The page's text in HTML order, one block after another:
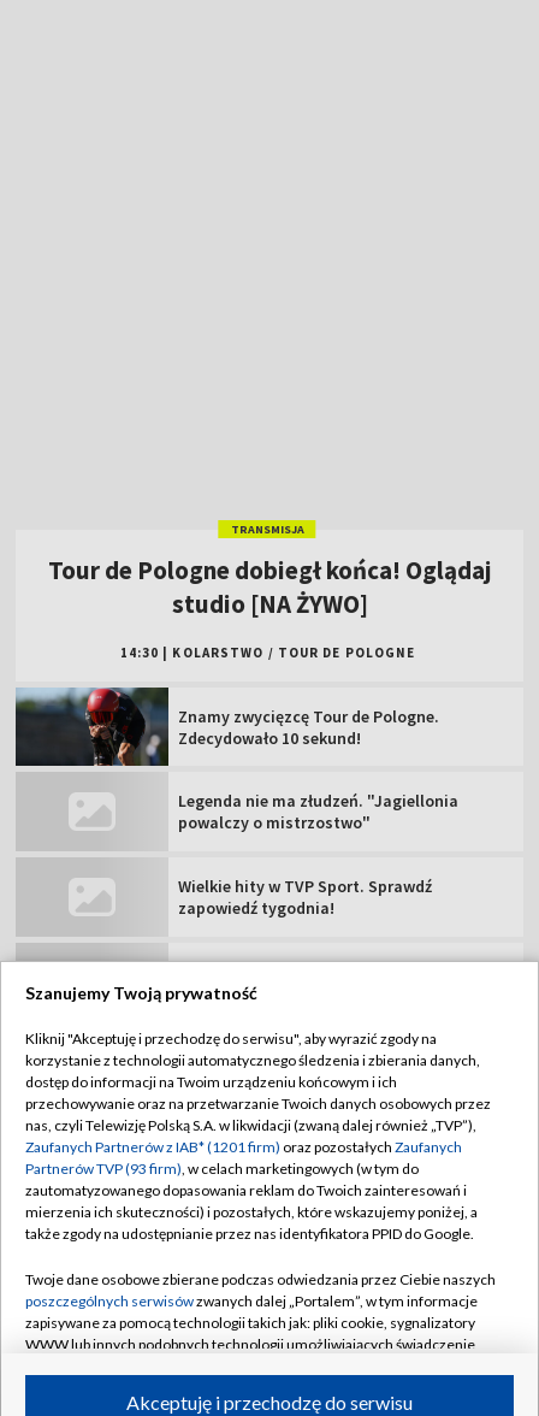
Zdecydowało 10 sekund!
Legenda nie ma złudzeń. "Jagiellonia
powalczy o mistrzostwo"
Wielkie hity w TVP Sport. Sprawdź
Świątek przerwała fatalną serię w Toronto.
Avia Świdnik – Sandecja Nowy Sącz: oglądaj
ŁKS Łódź – Chrobry Głogów. Oglądaj mecz
TVP
Abonament TVP
Sklep TVP
Biuro Reklamy
Oferta Handlowa
Emisja w TVP
Rada Programowa
Ogłoszenia przetargowe
Regulamin TVP
Polityka prywatności
Moje zgody
Biuro reklamy
Kanały
©2026 Telewizja Polska Spółka Akcyjna w likwidacji
Szanujemy Twoją prywatność
Kliknij "Akceptuję i przechodzę do serwisu", aby wyrazić zgody na
korzystanie z technologii automatycznego śledzenia i zbierania danych,
dostęp do informacji na Twoim urządzeniu końcowym i ich
przechowywanie oraz na przetwarzanie Twoich danych osobowych przez
nas, czyli Telewizję Polską S.A. w likwidacji (zwaną dalej również „TVP”),
Zaufanych Partnerów z IAB* (1201 firm) oraz pozostałych Zaufanych
Partnerów TVP (93 firm), w celach marketingowych (w tym do
zautomatyzowanego dopasowania reklam do Twoich zainteresowań i
mierzenia ich skuteczności) i pozostałych, które wskazujemy poniżej, a
także zgody na udostępnianie przez nas identyfikatora PPID do Google.
Twoje dane osobowe zbierane podczas odwiedzania przez Ciebie naszych
poszczególnych serwisówzwanych dalej „Portalem”, w tym informacje
zapisywane za pomocą technologii takich jak: pliki cookie, sygnalizatory
WWW lub innych podobnych technologii umożliwiających świadczenie
ruchu w Internecie.Akceptuję i przechodzę do serwisu